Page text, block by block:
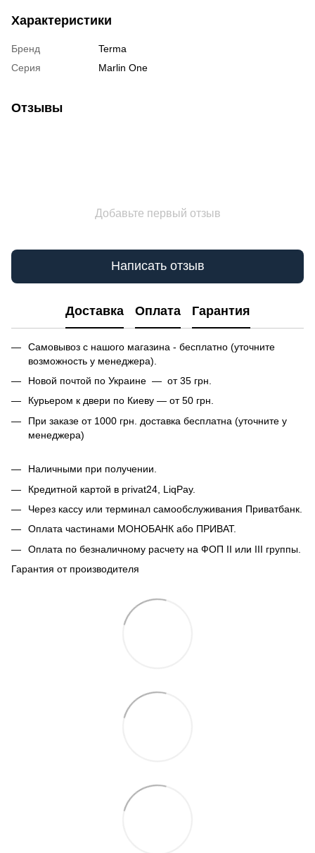
Характеристики
Бренд
Terma
Серия
Marlin One
Отзывы
Добавьте первый отзыв
Написать отзыв
Доставка Оплата Гарантия
Самовывоз с нашого магазина - бесплатно (уточните
возможность у менеджера).
Новой почтой по Украине — от 35 грн.
Курьером к двери по Киеву — от 50 грн.
При заказе от 1000 грн. доставка бесплатна (уточните у
менеджера)
Наличными при получении.
Кредитной картой в privat24, LiqPay.
Через кассу или терминал самообслуживания Приватбанк.
Оплата частинами МОНОБАНК або ПРИВАТ.
Оплата по безналичному расчету на ФОП II или III группы.
Гарантия от производителя